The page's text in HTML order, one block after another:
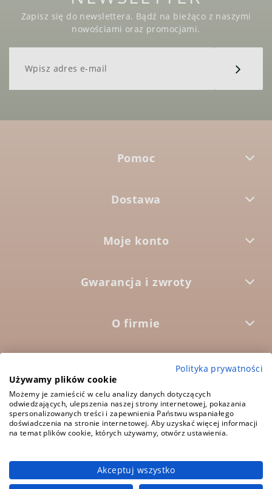
Zapisz się do newslettera. Bądź na bieżąco z naszymi
nowościami oraz promocjami.
Pomoc
Dostawa
Moje konto
Gwarancja i zwroty
O firmie
Średnia ocena:5.0
1573 opinii
Polityka prywatności
Używamy plików cookie
Możemy je zamieścić w celu analizy danych dotyczących
odwiedzających, ulepszenia naszej strony internetowej, pokazania
spersonalizowanych treści i zapewnienia Państwu wspaniałego
doświadczenia na stronie internetowej. Aby uzyskać więcej informacji
na temat plików cookie, których używamy, otwórz ustawienia.
Akceptuj wszystko